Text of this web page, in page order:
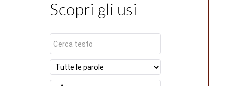
Scopri gli usi